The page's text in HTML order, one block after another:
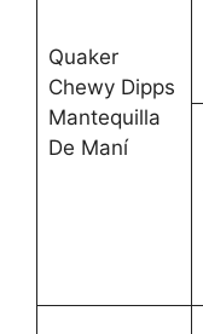
Quaker
Chewy Dipps
Mantequilla
De Maní